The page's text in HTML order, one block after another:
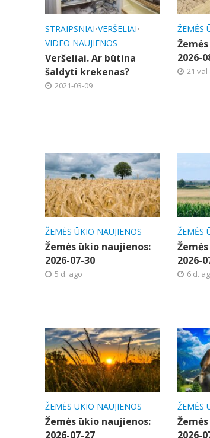
STRAIPSNIAI•VERŠELIAI•
VIDEO NAUJIENOS
Veršeliai. Ar būtina
šaldyti krekenas?
2021-03-09
ŽEMĖS
2026-
21 val
ŽEMĖS ŪKIO NAUJIENOS
Žemės ūkio naujienos:
2026-07-30
5 d. ago
ŽEMĖS
2026-
6 d.
ŽEMĖS ŪKIO NAUJIENOS
Žemės ūkio naujienos:
2026-07-27
ŽEMĖS
2026-